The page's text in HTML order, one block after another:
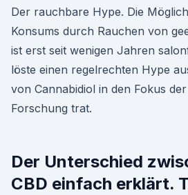
Der rauchbare Hype. Die
Konsums durch Rauchen von
ist erst seit wenigen Jahren
löste einen regelrechten Hype
von Cannabidiol in den Fokus
Forschung trat.
Der Unterschied
CBD einfach erklärt.